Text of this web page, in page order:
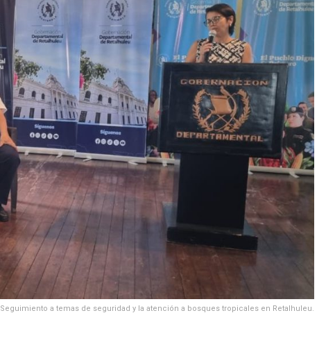
Seguimiento a temas de seguridad y la atención a bosques tropicales en Retalhuleu.